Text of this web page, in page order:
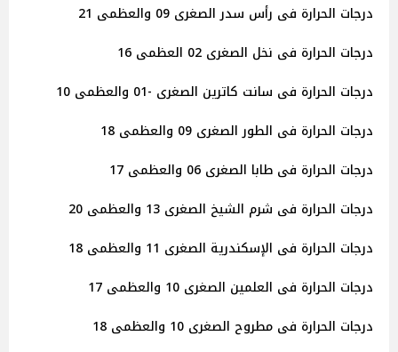
درجات الحرارة فى رأس سدر الصغرى 09 والعظمى 21
درجات الحرارة فى نخل الصغرى 02 العظمى 16
درجات الحرارة فى سانت كاترين الصغرى -01 والعظمى 10
درجات الحرارة فى الطور الصغرى 09 والعظمى 18
درجات الحرارة فى طابا الصغرى 06 والعظمى 17
درجات الحرارة فى شرم الشيخ الصغرى 13 والعظمى 20
درجات الحرارة فى الإسكندرية الصغرى 11 والعظمى 18
درجات الحرارة فى العلمين الصغرى 10 والعظمى 17
درجات الحرارة فى مطروح الصغرى 10 والعظمى 18